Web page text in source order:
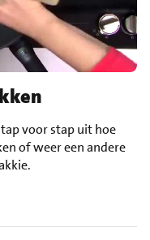
voor stap uit hoe
of weer een andere